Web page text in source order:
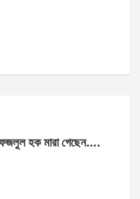
হক মারা গেছেন….